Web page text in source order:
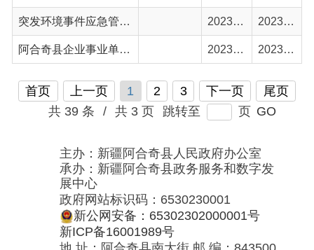
主办：新疆阿合奇县人民政府办公室
承办：新疆阿合奇县政务服务和数字发
展中心
政府网站标识码：6530230001
新公网安备：65302302000001号
新ICP备16001989号
地 址：阿合奇县南大街 邮 编：843500
电话：0908-5623856
政务新媒体矩阵
阿合奇县网信办监督电话：0908-
5620663